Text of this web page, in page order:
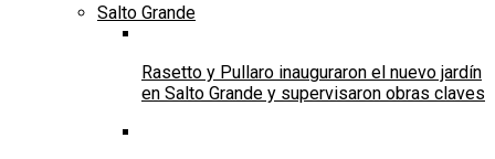
Salto Grande
Rasetto y Pullaro inauguraron el nuevo jardín
en Salto Grande y supervisaron obras claves